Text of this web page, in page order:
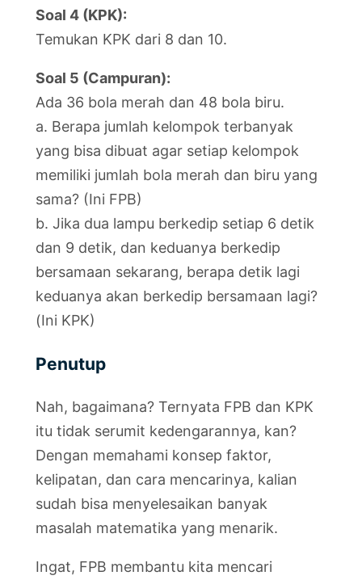
Soal 4 (KPK):
Temukan KPK dari 8 dan 10.
Soal 5 (Campuran):
Ada 36 bola merah dan 48 bola biru.
a. Berapa jumlah kelompok terbanyak
yang bisa dibuat agar setiap kelompok
memiliki jumlah bola merah dan biru yang
sama? (Ini FPB)
b. Jika dua lampu berkedip setiap 6 detik
dan 9 detik, dan keduanya berkedip
bersamaan sekarang, berapa detik lagi
keduanya akan berkedip bersamaan lagi?
(Ini KPK)
Penutup
Nah, bagaimana? Ternyata FPB dan KPK
itu tidak serumit kedengarannya, kan?
Dengan memahami konsep faktor,
kelipatan, dan cara mencarinya, kalian
sudah bisa menyelesaikan banyak
masalah matematika yang menarik.
Ingat, FPB membantu kita mencari